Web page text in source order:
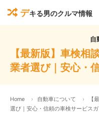
デキる男のクルマ情報
自
【最新版】車検相
業者選び｜安心・
Home 自動車について
【
選び｜安心・信頼の車検サービス